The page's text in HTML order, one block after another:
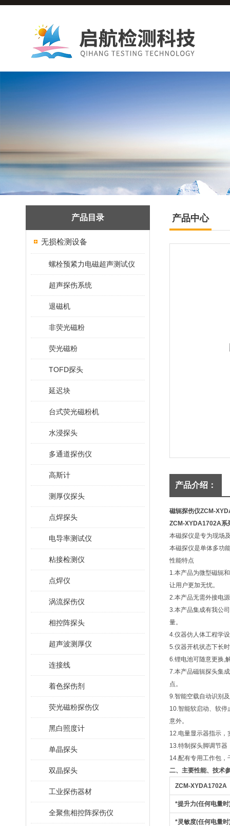
产品目录
无损检测设备
螺栓预紧力电磁超声测试仪
超声探伤系统
退磁机
非荧光磁粉
荧光磁粉
TOFD探头
延迟块
台式荧光磁粉机
水浸探头
多通道探伤仪
高斯计
测厚仪探头
点焊探头
电导率测试仪
粘接检测仪
点焊仪
涡流探伤仪
相控阵探头
超声波测厚仪
连接线
着色探伤剂
荧光磁粉探伤仪
黑白照度计
单晶探头
双晶探头
工业探伤器材
全聚焦相控阵探伤仪
产品中心
产品介绍：
磁轭探伤仪ZCM-
ZCM-XYDA1702A系
本磁探仪是
本磁探仪是单体多功
性能特点
1.本产品为微型磁轭
让用户更加无忧。
2.本产品无需外接电
3.本产品集成有我公
量。
4.仪器仿人体工程学
5.仪器开机状态下长
6.锂电池可随意更换,
7.本产品磁轭探头集
点。
9.智能空载自动识别
10.智能软启动、软
意外。
12.电量显示器指示，
13.特制探头脚调节
14.配有专用工作包，
二、 主要性能、技术
ZCM-XYDA1702A
*提升力(任何电量时
*灵敏度(任何电量时